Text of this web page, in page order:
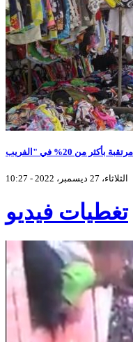
الثلاثاء، 27 ديسمبر، 2022 - 10:27
تغطيات فيديو